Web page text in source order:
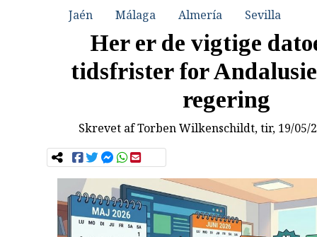
Jaén
Málaga Almería Sevilla
Her er de vigtige
tidsfrister for
regering
Skrevet afTorben Wilkenschildt, tir, 19/05/